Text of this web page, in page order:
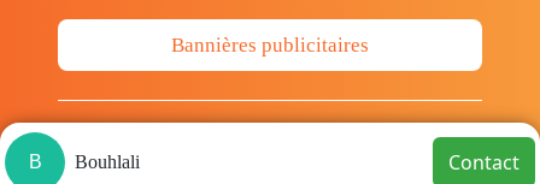
B Bouhlali Contact
Bannières publicitaires
© Copyright 2014-2026 Cava.tn Limited Tous